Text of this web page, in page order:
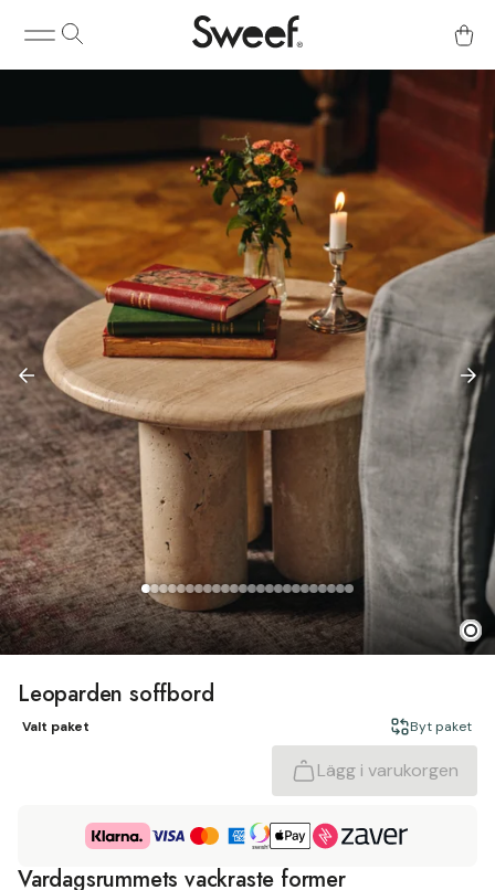
Leoparden soffbord
Valt paket Byt paket
Lägg i varukorgen
Vardagsrummets vackraste former